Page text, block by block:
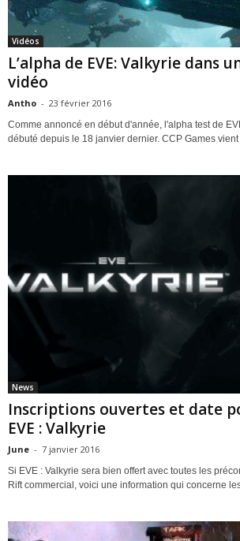
Vidéos
L’alpha de EVE: Valkyrie dans
vidéo
Antho - 23 février 2016
Comme annoncé en début d'année, l'alpha test de
débuté depuis le 18 janvier dernier. CCP Games
News
Inscriptions ouvertes et date
EVE : Valkyrie
June - 7 janvier 2016
Si EVE : Valkyrie sera bien offert avec toutes les
Rift commercial, voici une information qui concerne